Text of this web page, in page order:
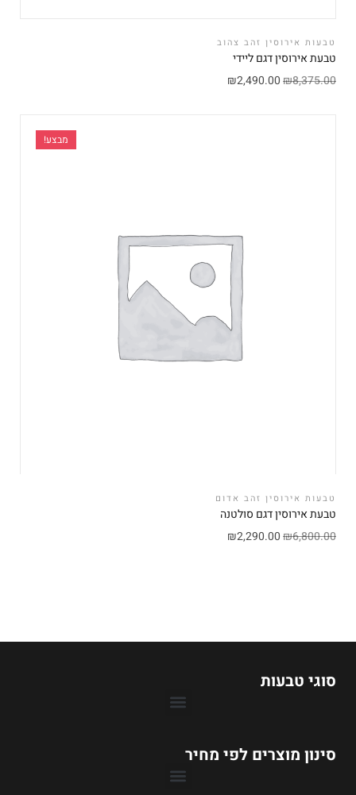
טבעות אירוסין זהב צהוב
טבעת אירוסין דגם ליידי
₪8,375.00
₪2,490.00
מבצע!
טבעות אירוסין זהב אדום
טבעת אירוסין דגם סולטנה
₪6,800.00
₪2,290.00
סוגי טבעות
סינון מוצרים לפי מחיר